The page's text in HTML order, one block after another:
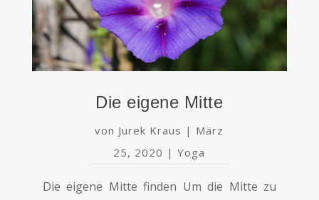
Die eigene Mitte
von Jurek Kraus | März
25, 2020 |Yoga
Die eigene Mitte finden Um die Mitte zu